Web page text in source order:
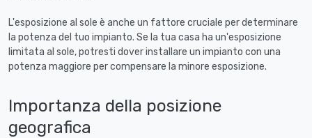
L'esposizione al sole è anche un fattore cruciale per determinare
la potenza del tuo impianto. Se la tua casa ha un'esposizione
limitata al sole, potresti dover installare un impianto con una
potenza maggiore per compensare la minore esposizione.
Importanza della posizione
geografica